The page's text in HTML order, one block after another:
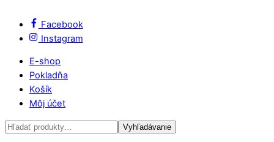
Facebook
Instagram
E-shop
Pokladňa
Košík
Môj účet
Hľadať: Vyhľadávanie